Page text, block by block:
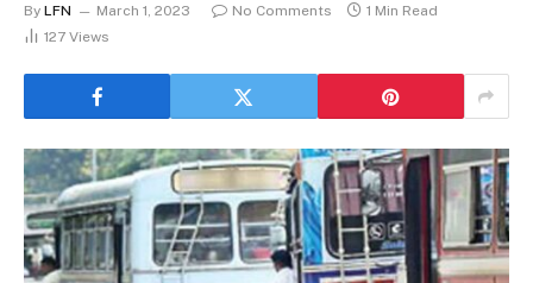
By LFN March 1, 2023 No Comments
1 Min Read
127 Views